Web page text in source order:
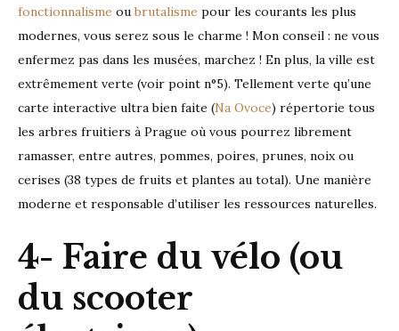
fonctionnalisme ou brutalisme pour les courants les plus
modernes, vous serez sous le charme ! Mon conseil : ne vous
enfermez pas dans les musées, marchez ! En plus, la ville est
extrêmement verte (voir point n°5). Tellement verte qu’une
carte interactive ultra bien faite (Na Ovoce) répertorie tous
les arbres fruitiers à Prague où vous pourrez librement
ramasser, entre autres, pommes, poires, prunes, noix ou
cerises (38 types de fruits et plantes au total). Une manière
moderne et responsable d’utiliser les ressources naturelles.
4- Faire du vélo (ou
du scooter